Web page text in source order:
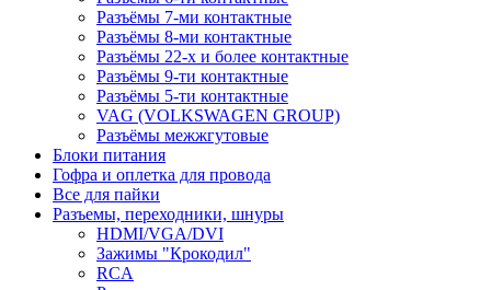
Разъёмы 7-ми контактные
Разъёмы 8-ми контактные
Разъёмы 22-х и более контактные
Разъёмы 9-ти контактные
Разъёмы 5-ти контактные
VAG (VOLKSWAGEN GROUP)
Разъёмы межжгутовые
Блоки питания
Гофра и оплетка для провода
Все для пайки
Разъемы, переходники, шнуры
HDMI/VGA/DVI
Зажимы "Крокодил"
RCA